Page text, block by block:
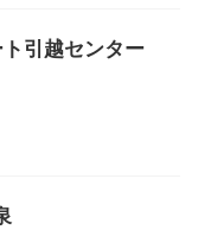
引越センター